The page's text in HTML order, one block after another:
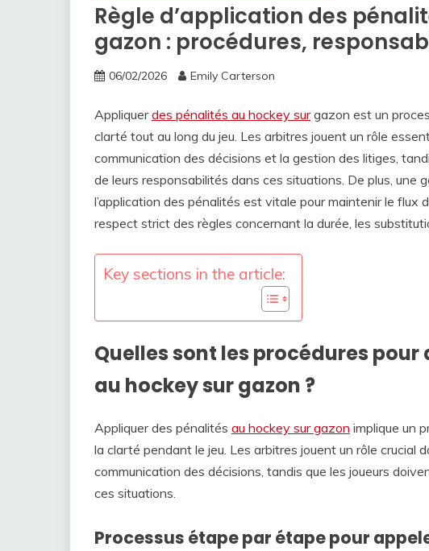
Règle d’application des
gazon : procédures,
06/02/2026 Emily Carterson
Appliquerdes pénalités au hockey surgazon est un
clarté tout au long du jeu. Les arbitres jouent un rôle
communication des décisions et la gestion des litiges,
de leurs responsabilités dans ces situations. De plus, une
l’application des pénalités est vitale pour maintenir le flux
respect strict des règles concernant la durée, les
Key sections in the article:
Quelles sont les procédures
au hockey sur gazon ?
Appliquer des pénalités au hockey sur gazon implique un
la clarté pendant le jeu. Les arbitres jouent un rôle crucial
communication des décisions, tandis que les joueurs
ces situations.
Processus étape par étape pour